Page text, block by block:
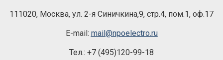
111020, Москва, ул. 2-я Синичкина,9, стр.4, пом.1, оф.17
E-mail: mail@npoelectro.ru
Тел.: +7 (495)120-99-18